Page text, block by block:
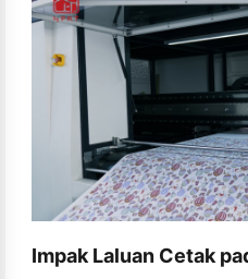
Impak Laluan Cetak